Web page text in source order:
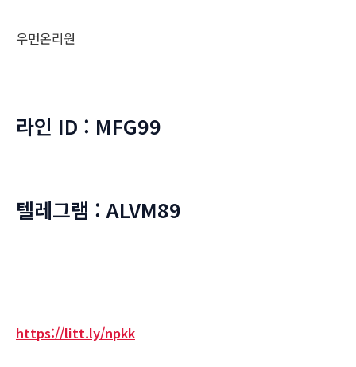
우먼온리원
라인 ID : MFG99
텔레그램 : ALVM89
https://litt.ly/npkk